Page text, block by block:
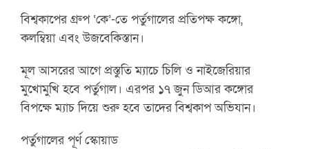
বিশ্বকাপের গ্রুপ ‘কে’-তে পর্তুগালের প্রতিপক্ষ কঙ্গো,
কলম্বিয়া এবং উজবেকিস্তান।
মূল আসরের আগে প্রস্তুতি ম্যাচে চিলি ও নাইজেরিয়ার
মুখোমুখি হবে পর্তুগাল। এরপর ১৭ জুন ডিআর কঙ্গোর
বিপক্ষে ম্যাচ দিয়ে শুরু হবে তাদের বিশ্বকাপ অভিযান।
পর্তুগালের পূর্ণ স্কোয়াড